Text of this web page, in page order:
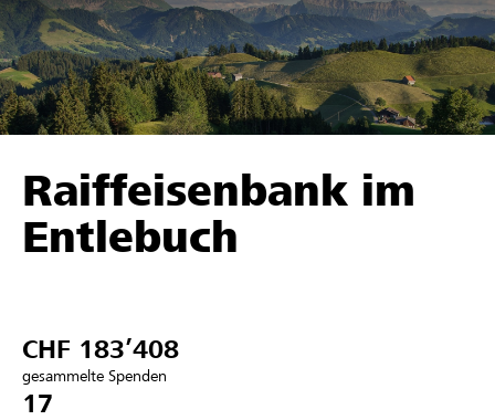
Unterstützen
Hilfe & Support
Projekte und Organisationen finden
Jetzt starten
Raiffeisenbank im
Entlebuch
CHF 183’408
gesammelte Spenden
17